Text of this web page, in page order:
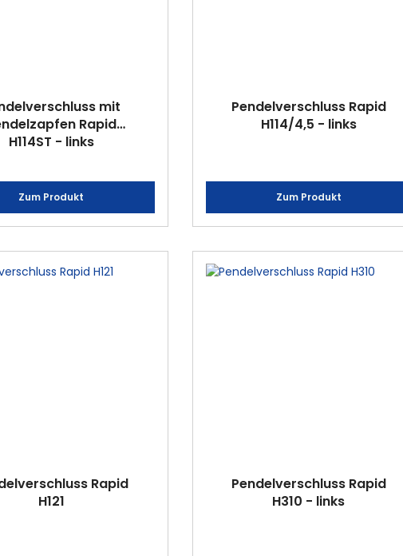
mit
Rapid
H114ST - links
Zum Produkt
Pendelverschluss Rapid
H114/4,5 - links
Zum Produkt
Rapid
H121
Pendelverschluss Rapid
H310 - links